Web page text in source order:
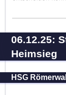
06.12.25:
Heimsieg
HSG